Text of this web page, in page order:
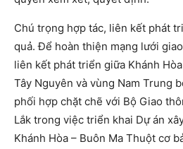
Chú trọng hợp tác, liên kết phát
quả. Để hoàn thiện mạng lưới
liên kết phát triển giữa Khánh
Tây Nguyên và vùng Nam Trung
phối hợp chặt chẽ với Bộ Giao
Lắk trong việc triển khai Dự án
Khánh Hòa – Buôn Ma Thuột cơ